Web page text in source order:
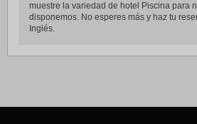
muestre la variedad de hotel Piscina para
disponemos. No esperes más y haz tu
Inglés.